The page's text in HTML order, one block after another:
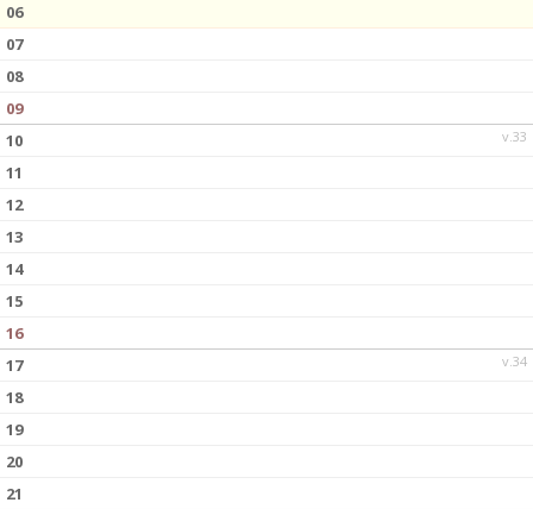
06
07
08
09
v.33
10
11
12
13
14
15
16
v.34
17
18
19
20
21